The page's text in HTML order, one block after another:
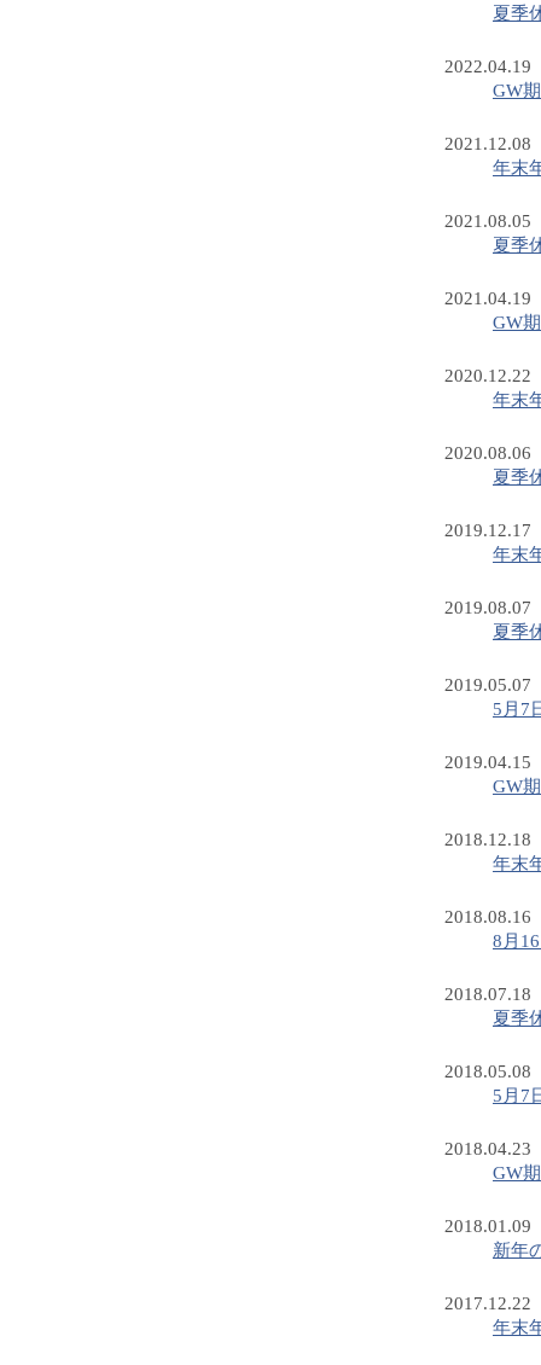
夏季
2022.04.19
GW
2021.12.08
年末
2021.08.05
夏季
2021.04.19
GW
2020.12.22
年末
2020.08.06
夏季
2019.12.17
年末
2019.08.07
夏季
2019.05.07
5月7
2019.04.15
GW
2018.12.18
年末
2018.08.16
8月
2018.07.18
夏季
2018.05.08
5月7
2018.04.23
GW
2018.01.09
新年
2017.12.22
年末